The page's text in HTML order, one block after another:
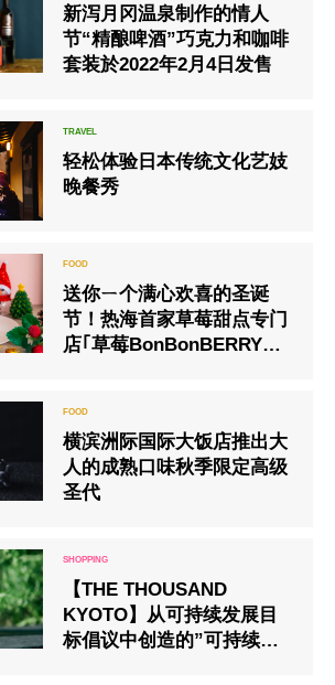
新泻月冈温泉制作的情人
节“精酿啤酒”巧克力和咖啡
套装於2022年2月4日发售
轻松体验日本传统文化艺妓
晚餐秀
送你ㄧ个满心欢喜的圣诞
节！热海首家草莓甜点专门
店｢草莓BonBonBERRY
横滨洲际国际大饭店推出大
人的成熟口味秋季限定高级
圣代
【THE THOUSAND
KYOTO】从可持续发展目
标倡议中创造的”可持续蜂